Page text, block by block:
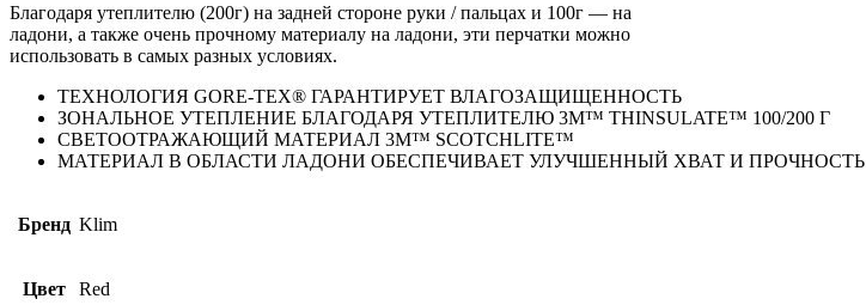
Благодаря утеплителю (200г) на задней стороне руки / пальцах и 100г — на
ладони, а также очень прочному материалу на ладони, эти перчатки можно
использовать в самых разных условиях.
ТЕХНОЛОГИЯ GORE-TEX® ГАРАНТИРУЕТ ВЛАГОЗАЩИЩЕННОСТЬ
ЗОНАЛЬНОЕ УТЕПЛЕНИЕ БЛАГОДАРЯ УТЕПЛИТЕЛЮ 3M™ THINSULATE™ 100/200 Г
СВЕТООТРАЖАЮЩИЙ МАТЕРИАЛ 3M™ SCOTCHLITE™
МАТЕРИАЛ В ОБЛАСТИ ЛАДОНИ ОБЕСПЕЧИВАЕТ УЛУЧШЕННЫЙ ХВАТ И ПРОЧНОСТЬ
Бренд Klim
Цвет Red